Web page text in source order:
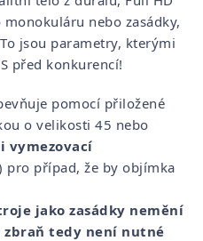
nebo zasádky,
jsou parametry, kterými
před konkurencí!
pomocí přiložené
o velikosti 45 nebo
vymezovací
pro případ, že by objímka
jako zasádky nemění
zbraň tedy není nutné